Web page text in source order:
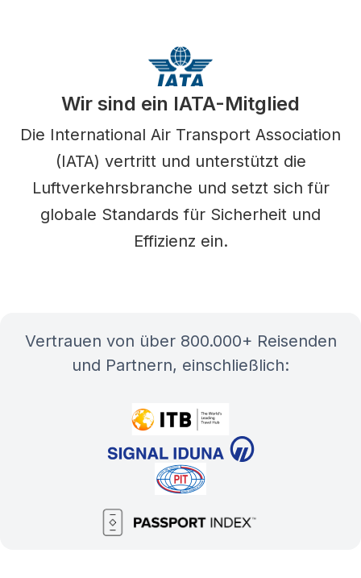
Wir sind ein IATA-Mitglied
Die International Air Transport Association
(IATA) vertritt und unterstützt die
Luftverkehrsbranche und setzt sich für
globale Standards für Sicherheit und
Effizienz ein.
Vertrauen von über 800.000+ Reisenden
und Partnern, einschließlich: